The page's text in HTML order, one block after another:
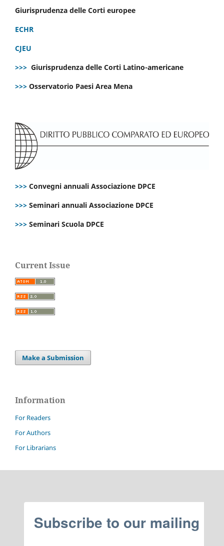
Giurisprudenza delle Corti europee
ECHR
CJEU
>>> Giurisprudenza delle Corti Latino-americane
>>> Osservatorio Paesi Area Mena
>>> Convegni annuali Associazione DPCE
>>> Seminari annuali Associazione DPCE
>>> Seminari Scuola DPCE
Current Issue
Make a Submission
Information
For Readers
For Authors
For Librarians